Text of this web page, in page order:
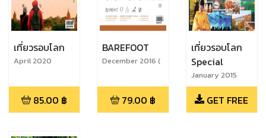
เที่ยวรอบโลก
April 2020
85.00 ฿
BAREFOOT
December 2016 (
ในหลวง...ในใจฉัน )
79.00 ฿
เที่ยวรอบโลก
Special
January 2015
GET FREE